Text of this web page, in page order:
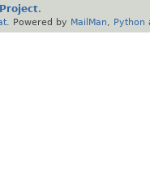
.
. Powered by MailMan Python